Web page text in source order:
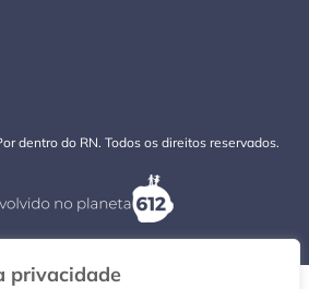
privacidade
dentro do RN. Todos os direitos reservados.